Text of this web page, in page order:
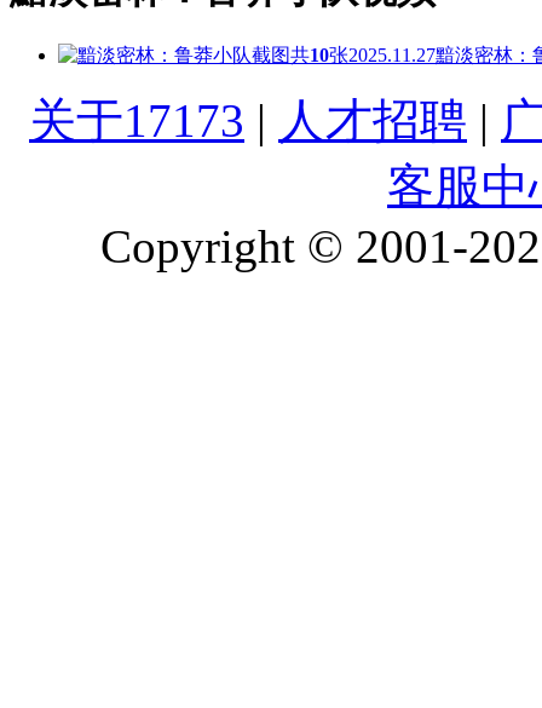
共10张2025.11.27黯淡密林：
关于17173 | 人才招聘 |
客服中
Copyright © 2001-